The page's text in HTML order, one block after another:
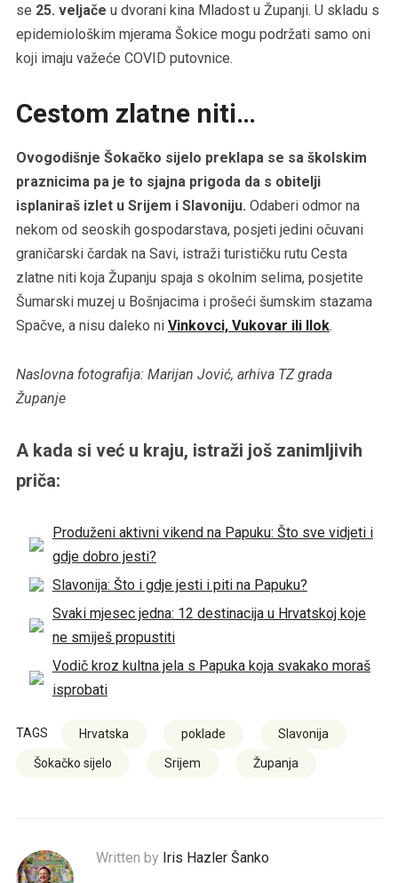
se 25. veljače u dvorani kina Mladost u Županji. U skladu s
epidemiološkim mjerama Šokice mogu podržati samo oni
koji imaju važeće COVID putovnice.
Cestom zlatne niti…
Ovogodišnje Šokačko sijelo preklapa se sa školskim
praznicima pa je to sjajna prigoda da s obitelji
isplaniraš izlet u Srijem i Slavoniju. Odaberi odmor na
nekom od seoskih gospodarstava, posjeti jedini očuvani
graničarski čardak na Savi, istraži turističku rutu Cesta
zlatne niti koja Županju spaja s okolnim selima, posjetite
Šumarski muzej u Bošnjacima i prošeći šumskim stazama
Spačve, a nisu daleko ni Vinkovci, Vukovar ili Ilok.
Naslovna fotografija: Marijan Jović, arhiva TZ grada
Županje
A kada si već u kraju, istraži još zanimljivih
priča:
Produženi aktivni vikend na Papuku: Što sve vidjeti i
gdje dobro jesti?
Slavonija: Što i gdje jesti i piti na Papuku?
Svaki mjesec jedna: 12 destinacija u Hrvatskoj koje
ne smiješ propustiti
Vodič kroz kultna jela s Papuka koja svakako moraš
isprobati
TAGS Hrvatska poklade Slavonija
Šokačko sijelo Srijem Županja
Written by Iris Hazler Šanko